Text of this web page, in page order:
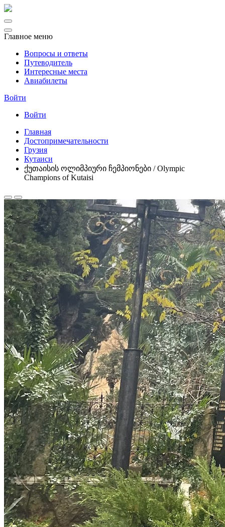
Главное меню
Вопросы и ответы
Путеводитель
Интересные места
Авиабилеты
Войти
Войти
Главная
Достопримечательности
Грузия
Кутаиси
ქუთაისის ოლიმპიური ჩემპიონები / Olympic
Champions of Kutaisi